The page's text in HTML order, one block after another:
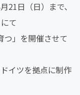
21日（日）まで、
て
つ」を開催させて
イツを拠点に制作